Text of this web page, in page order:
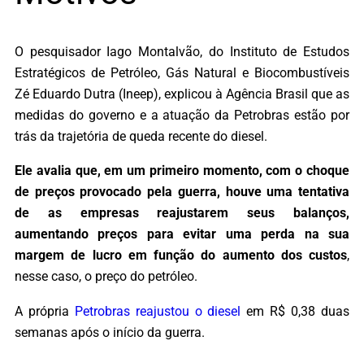
O pesquisador Iago Montalvão, do Instituto de Estudos
Estratégicos de Petróleo, Gás Natural e Biocombustíveis
Zé Eduardo Dutra (Ineep), explicou à Agência Brasil que as
medidas do governo e a atuação da Petrobras estão por
trás da trajetória de queda recente do diesel.
Ele avalia que, em um primeiro momento, com o choque
de preços provocado pela guerra, houve uma tentativa
de as empresas reajustarem seus balanços,
aumentando preços para evitar uma perda na sua
margem de lucro em função do aumento dos custos,
nesse caso, o preço do petróleo.
A própria Petrobras reajustou o diesel em R$ 0,38 duas
semanas após o início da guerra.